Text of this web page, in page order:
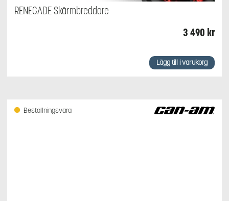
RENEGADE Skärmbreddare
3 490 kr
Lägg till i varukorg
Beställningsvara